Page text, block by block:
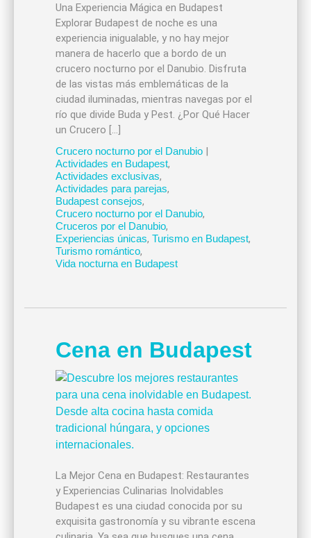
Una Experiencia Mágica en Budapest
Explorar Budapest de noche es una
experiencia inigualable, y no hay mejor
manera de hacerlo que a bordo de un
crucero nocturno por el Danubio. Disfruta
de las vistas más emblemáticas de la
ciudad iluminadas, mientras navegas por el
río que divide Buda y Pest. ¿Por Qué Hacer
un Crucero […]
Crucero nocturno por el Danubio|
Actividades en Budapest,
Actividades exclusivas,
Actividades para parejas,
Budapest consejos,
Crucero nocturno por el Danubio,
Cruceros por el Danubio,
Experiencias únicas, Turismo en Budapest,
Turismo romántico,
Vida nocturna en Budapest
Cena en Budapest
La Mejor Cena en Budapest: Restaurantes
y Experiencias Culinarias Inolvidables
Budapest es una ciudad conocida por su
exquisita gastronomía y su vibrante escena